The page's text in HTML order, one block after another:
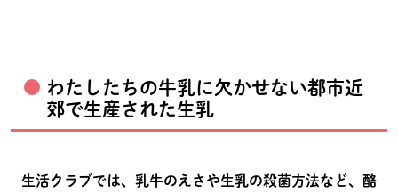
わたしたちの牛乳に欠かせない都市近
郊で生産された生乳
生活クラブでは、乳牛のえさや生乳の殺菌方法など、酪